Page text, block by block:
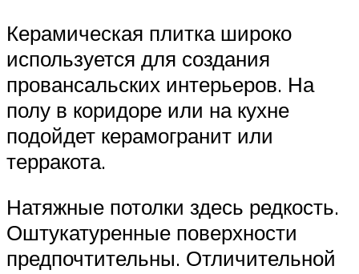
Керамическая плитка широко
используется для создания
провансальских интерьеров. На
полу в коридоре или на кухне
подойдет керамогранит или
терракота.
Натяжные потолки здесь редкость.
Оштукатуренные поверхности
предпочтительны. Отличительной